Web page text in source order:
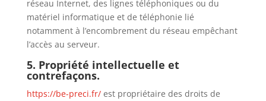
réseau Internet, des lignes téléphoniques ou du
matériel informatique et de téléphonie lié
notamment à l’encombrement du réseau empêchant
l’accès au serveur.
5. Propriété intellectuelle et
contrefaçons.
https://be-preci.fr/est propriétaire des droits de